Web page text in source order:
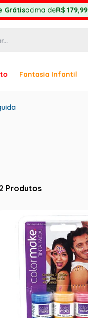
Grátisacima deR$ 179,99
Fantasia Infantil
Produtos
kpop
toy story